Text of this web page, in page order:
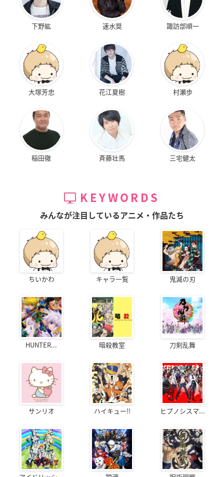
下野紘 速水奨 諏訪部順一
大塚芳忠 花江夏樹 村瀬歩
稲田徹 斉藤壮馬 三宅健太
KEYWORDS
みんなが注目しているアニメ・作品たち
ちいかわ キャラ一覧 鬼滅の刃
HUNTER... 暗殺教室 刀剣乱舞
サンリオ ハイキュー!! ヒプノシスマ...